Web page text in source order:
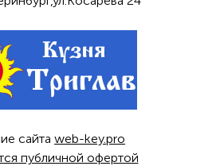
сайта web-key.pro
публичной офертой